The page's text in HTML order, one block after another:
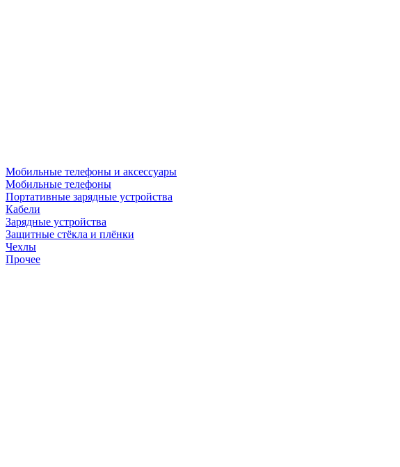
Мобильные телефоны и аксессуары
Мобильные телефоны
Портативные зарядные устройства
Кабели
Зарядные устройства
Защитные стёкла и плёнки
Чехлы
Прочее